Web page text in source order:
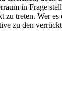
in Frage
treten. Wer
zu den